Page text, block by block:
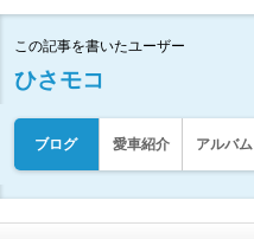
この記事を書いたユーザー
ひさモコ
ブログ 愛車紹介 アルバム